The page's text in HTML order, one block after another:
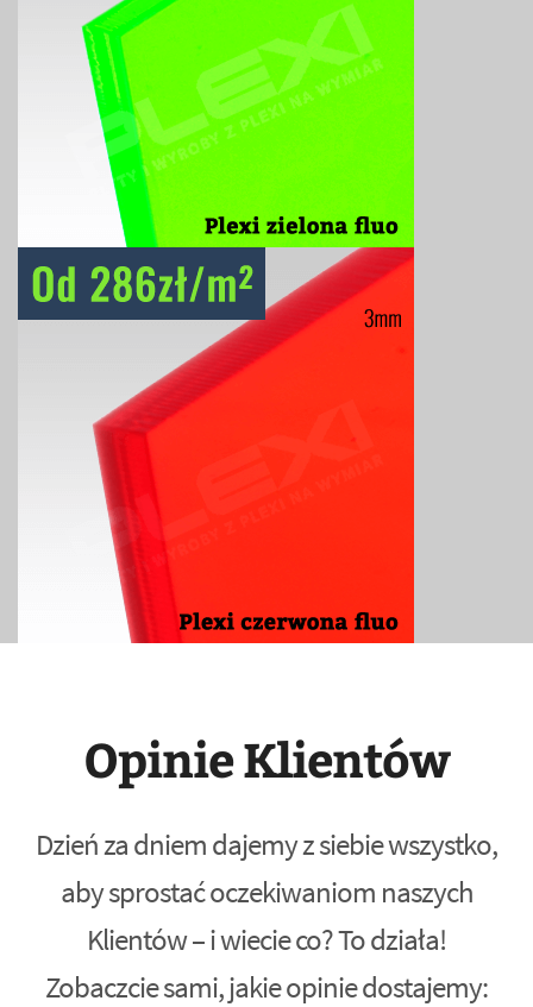
Opinie Klientów
Dzień za dniem dajemy z siebie wszystko,
aby sprostać oczekiwaniom naszych
Klientów – i wiecie co? To działa!
Zobaczcie sami, jakie opinie dostajemy: